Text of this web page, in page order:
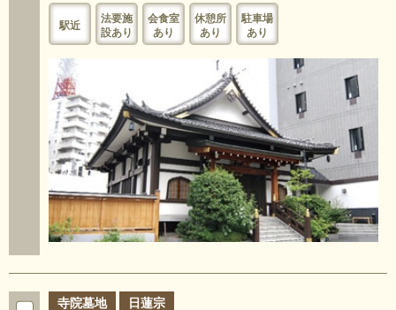
駅近
法要施
設あり
会食室
あり
休憩所
あり
駐車場
あり
寺院墓地 日蓮宗